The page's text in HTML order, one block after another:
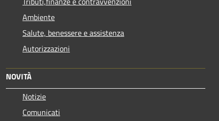
Ambiente
Salute, benessere e assistenza
Autorizzazioni
NOVITÀ
Notizie
Comunicati